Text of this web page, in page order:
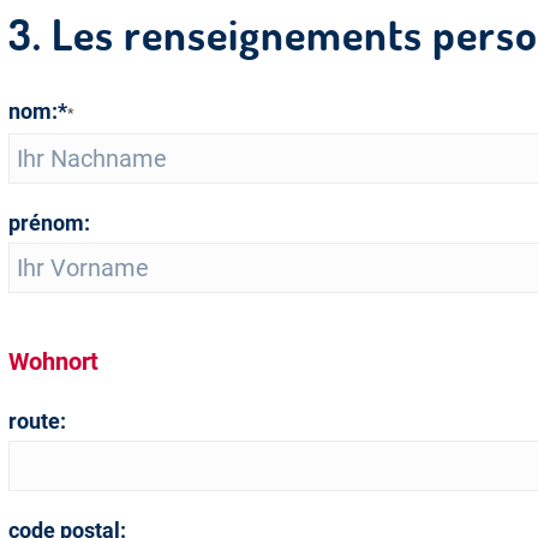
3. Les renseignements
nom:**
prénom:
Wohnort
route:
code postal: